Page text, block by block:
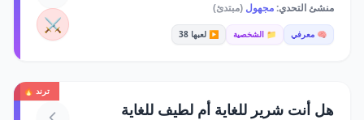
منشئ التحدي:مجهول (مبتدئ)
🧠 معرفي 📁 الشخصية ▶️ لعبها 38 ⚔️
ترند 🔥
هل أنت شرير للغاية أم لطيف للغاية